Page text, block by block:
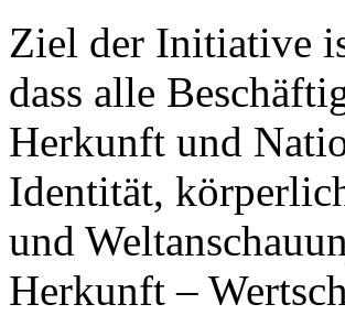
Ziel der Initiative
dass alle
Herkunft und
Identität,
und
Herkunft –